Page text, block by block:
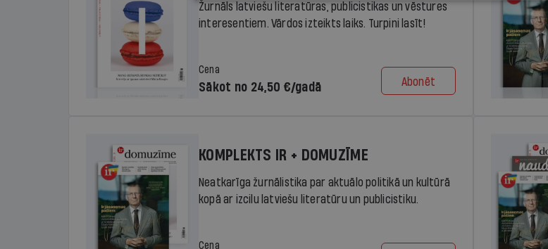
Žurnāls latviešu literatūras, publicistikas un vēstures
interesentiem. Vārdos izteikts laiks. Turpini lasīt!
Cena
Sākot no 24,50 €/gadā Abonēt
KOMPLEKTS IR + DOMUZĪME
Neatkarīga žurnālistika par aktuālo politikā un kultūrā
kopā ar izcilu latviešu literatūru un publicistiku.
Cena